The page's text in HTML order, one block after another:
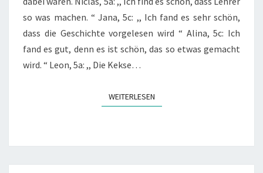
D
V
E
N
Ü
so was machen. “ Jana, 5c: ,, Ich fand es sehr schön,
dass die Geschichte vorgelesen wird “ Alina, 5c: Ich
fand es gut, denn es ist schön, das so etwas gemacht
wird. “ Leon, 5a: ,, Die Kekse…
WEITERLESEN